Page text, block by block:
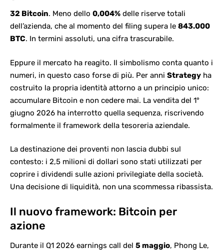
32 Bitcoin. Meno dello 0,004% delle riserve totali
dell’azienda, che al momento del filing supera le 843.000
BTC. In termini assoluti, una cifra trascurabile.
Eppure il mercato ha reagito. Il simbolismo conta quanto i
numeri, in questo caso forse di più. Per anni Strategy ha
costruito la propria identità attorno a un principio unico:
accumulare Bitcoin e non cedere mai. La vendita del 1°
giugno 2026 ha interrotto quella sequenza, riscrivendo
formalmente il framework della tesoreria aziendale.
La destinazione dei proventi non lascia dubbi sul
contesto: i 2,5 milioni di dollari sono stati utilizzati per
coprire i dividendi sulle azioni privilegiate della società.
Una decisione di liquidità, non una scommessa ribassista.
Il nuovo framework: Bitcoin per
azione
Durante il Q1 2026 earnings call del 5 maggio, Phong Le,